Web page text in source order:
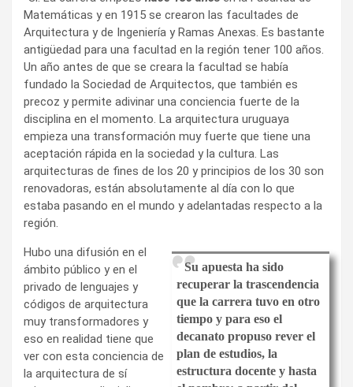
Matemáticas y en 1915 se crearon las facultades de
Arquitectura y de Ingeniería y Ramas Anexas. Es bastante
antigüedad para una facultad en la región tener 100 años.
Un año antes de que se creara la facultad se había
fundado la Sociedad de Arquitectos, que también es
precoz y permite adivinar una conciencia fuerte de la
disciplina en el momento. La arquitectura uruguaya
empieza una transformación muy fuerte que tiene una
aceptación rápida en la sociedad y la cultura. Las
arquitecturas de fines de los 20 y principios de los 30 son
renovadoras, están absolutamente al día con lo que
estaba pasando en el mundo y adelantadas respecto a la
región.
Su apuesta ha sido
recuperar la trascendencia
que la carrera tuvo en otro
tiempo y para eso el
decanato propuso rever el
plan de estudios, la
estructura docente y hasta
Hubo una difusión en el
ámbito público y en el
privado de lenguajes y
códigos de arquitectura
muy transformadores y
eso en realidad tiene que
ver con esta conciencia de
la arquitectura de sí